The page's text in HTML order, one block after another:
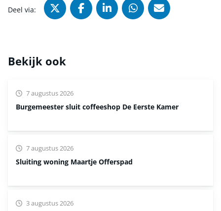
Deel via: Deel via X (Twitter), opent in
Deel via Facebook, opent
Deel via LinkedIn,
Deel viaDeel via
Bekijk ook
Burgemeester sluit coffeeshop De Eerste Kamer
7 augustus 2026
Sluiting woning Maartje Offerspad
7 augustus 2026
3 augustus 2026